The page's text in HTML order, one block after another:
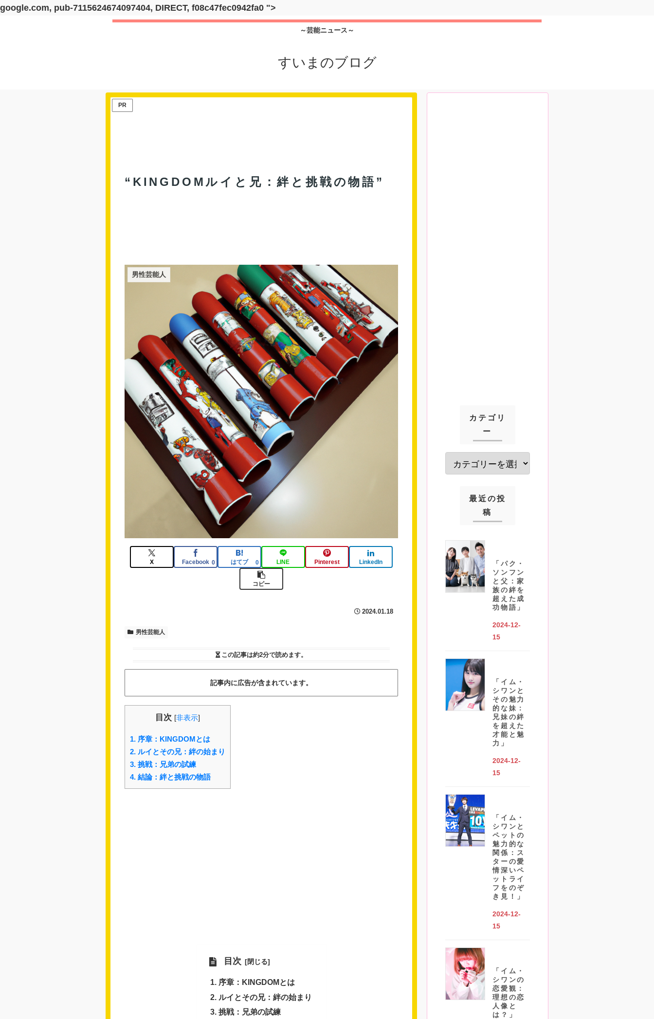
google.com, pub-7115624674097404, DIRECT, f08c47fec0942fa0 ">
～芸能ニュース～
すいまのブログ
PR
“KINGDOMルイと兄：絆と挑戦の物語”
男性芸能人
X Facebook 0 はてブ 0 LINE Pinterest LinkedIn
コピー
2024.01.18
男性芸能人
この記事は約2分で読めます。
記事内に広告が含まれています。
目次 [非表示]
1. 序章：KINGDOMとは
2. ルイとその兄：絆の始まり
3. 挑戦：兄弟の試練
4. 結論：絆と挑戦の物語
目次
序章：KINGDOMとは
ルイとその兄：絆の始まり
挑戦：兄弟の試練
カテゴリ
ー
最近の投
稿
「パク・
ソンフン
と父：家
族の絆を
超えた成
功物語」
2024-12-
15
「イム・
シワンと
その魅力
的な妹：
兄妹の絆
を超えた
才能と魅
力」
2024-12-
15
「イム・
シワンと
ペットの
魅力的な
関係：ス
ターの愛
情深いペ
ットライ
フをのぞ
き見！」
2024-12-
15
「イム・
シワンの
恋愛観：
理想の恋
人像と
は？」